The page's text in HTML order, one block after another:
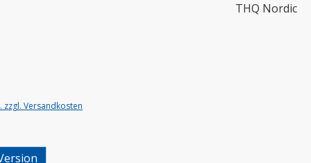
THQ Nordic
zzgl. Versandkosten